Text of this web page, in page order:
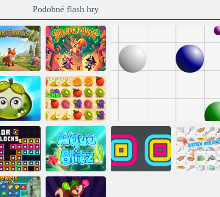
Podobné flash hry
stezky
Velký dubový
les
bobulí
Juicy linka